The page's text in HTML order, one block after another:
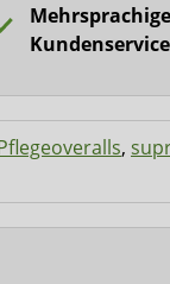
Kundenservice
,